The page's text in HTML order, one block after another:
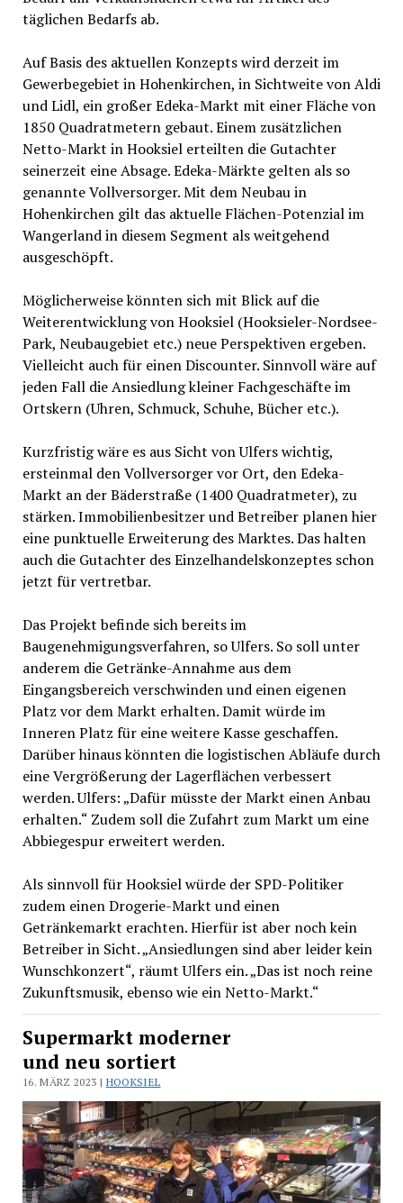
täglichen Bedarfs ab.
Auf Basis des aktuellen Konzepts wird derzeit im
Gewerbegebiet in Hohenkirchen, in Sichtweite von Aldi
und Lidl, ein großer Edeka-Markt mit einer Fläche von
1850 Quadratmetern gebaut. Einem zusätzlichen
Netto-Markt in Hooksiel erteilten die Gutachter
seinerzeit eine Absage. Edeka-Märkte gelten als so
genannte Vollversorger. Mit dem Neubau in
Hohenkirchen gilt das aktuelle Flächen-Potenzial im
Wangerland in diesem Segment als weitgehend
ausgeschöpft.
Möglicherweise könnten sich mit Blick auf die
Weiterentwicklung von Hooksiel (Hooksieler-Nordsee-
Park, Neubaugebiet etc.) neue Perspektiven ergeben.
Vielleicht auch für einen Discounter. Sinnvoll wäre auf
jeden Fall die Ansiedlung kleiner Fachgeschäfte im
Ortskern (Uhren, Schmuck, Schuhe, Bücher etc.).
Kurzfristig wäre es aus Sicht von Ulfers wichtig,
ersteinmal den Vollversorger vor Ort, den Edeka-
Markt an der Bäderstraße (1400 Quadratmeter), zu
stärken. Immobilienbesitzer und Betreiber planen hier
eine punktuelle Erweiterung des Marktes. Das halten
auch die Gutachter des Einzelhandelskonzeptes schon
jetzt für vertretbar.
Das Projekt befinde sich bereits im
Baugenehmigungsverfahren, so Ulfers. So soll unter
anderem die Getränke-Annahme aus dem
Eingangsbereich verschwinden und einen eigenen
Platz vor dem Markt erhalten. Damit würde im
Inneren Platz für eine weitere Kasse geschaffen.
Darüber hinaus könnten die logistischen Abläufe durch
eine Vergrößerung der Lagerflächen verbessert
werden. Ulfers: „Dafür müsste der Markt einen Anbau
erhalten.“ Zudem soll die Zufahrt zum Markt um eine
Abbiegespur erweitert werden.
Als sinnvoll für Hooksiel würde der SPD-Politiker
zudem einen Drogerie-Markt und einen
Getränkemarkt erachten. Hierfür ist aber noch kein
Betreiber in Sicht. „Ansiedlungen sind aber leider kein
Wunschkonzert“, räumt Ulfers ein. „Das ist noch reine
Zukunftsmusik, ebenso wie ein Netto-Markt.“
Supermarkt moderner
und neu sortiert
16. MÄRZ 2023 | HOOKSIEL